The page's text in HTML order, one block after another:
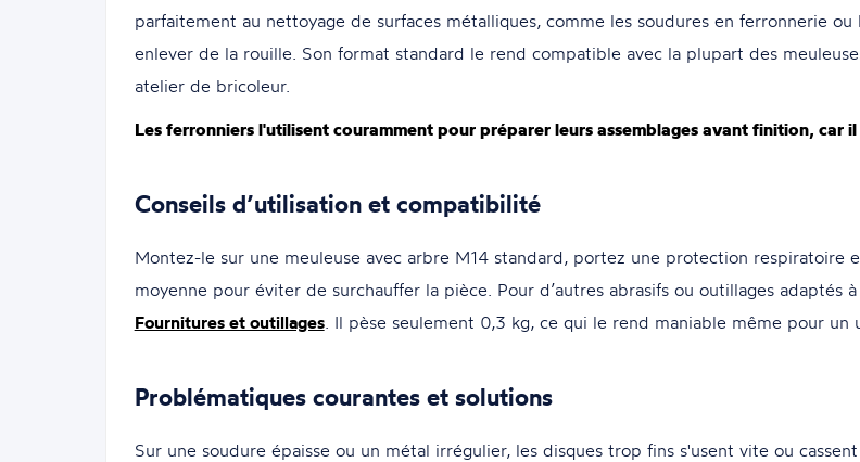
parfaitement au nettoyage de surfaces métalliques, comme les soudures en ferronnerie
enlever de la rouille. Son format standard le rend compatible avec la plupart des
atelier de bricoleur.
Les ferronniers l'utilisent couramment pour préparer leurs assemblages avant finition,
Conseils d’utilisation et compatibilité
Montez-le sur une meuleuse avec arbre M14 standard, portez une protection respiratoire
moyenne pour éviter de surchauffer la pièce. Pour d’autres abrasifs ou outillages adaptés
Fournitures et outillages. Il pèse seulement 0,3 kg, ce qui le rend maniable même pour un
Problématiques courantes et solutions
Sur une soudure épaisse ou un métal irrégulier, les disques trop fins s'usent vite ou